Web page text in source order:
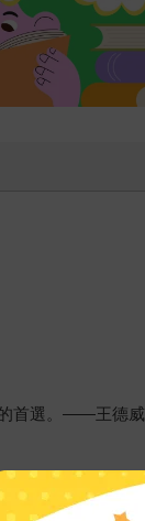
的首選。——王德威